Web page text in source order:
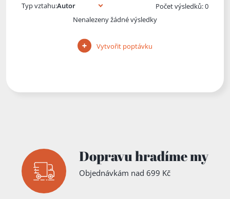
Typ vztahu:
Počet výsledků: 0
Nenalezeny žádné výsledky
Vytvořit poptávku
Dopravu hradíme my
Objednávkám nad 699 Kč